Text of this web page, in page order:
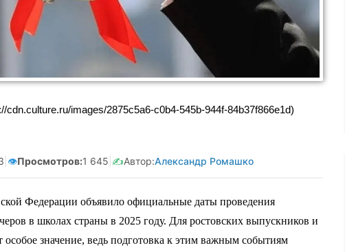
cdn.culture.ru/images/2875c5a6-c0b4-545b-944f-84b37f866e1d)
👁️Просмотров:1 645 ✍️Автор:Александр Ромашко
Федерации объявило официальные даты проведения
в школах страны в 2025 году. Для ростовских выпускников и
значение, ведь подготовка к этим важным событиям
Реклама. Самозанятая Салмашова
А.А. ИНН:610207641003